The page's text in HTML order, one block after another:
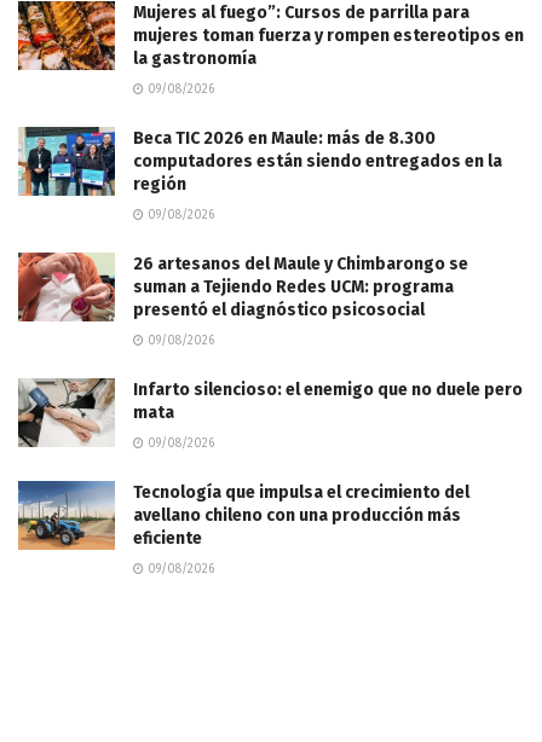
Mujeres al fuego”: Cursos de parrilla para
mujeres toman fuerza y rompen estereotipos en
la gastronomía
09/08/2026
Beca TIC 2026 en Maule: más de 8.300
computadores están siendo entregados en la
región
09/08/2026
26 artesanos del Maule y Chimbarongo se
suman a Tejiendo Redes UCM: programa
presentó el diagnóstico psicosocial
09/08/2026
Infarto silencioso: el enemigo que no duele pero
mata
09/08/2026
Tecnología que impulsa el crecimiento del
avellano chileno con una producción más
eficiente
09/08/2026